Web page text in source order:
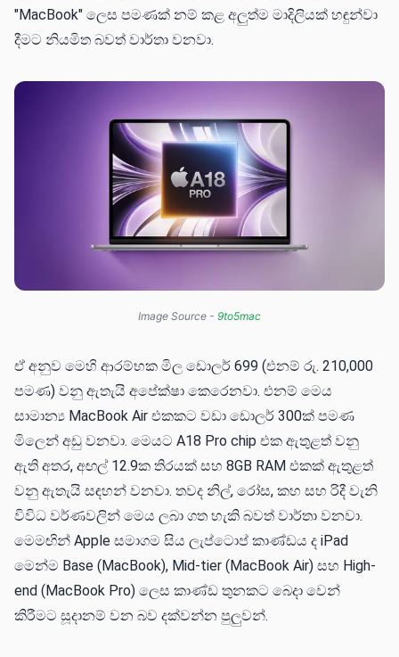
"MacBook" ලෙස පමණක් නම් කළ අලුත්ම මාදිලියක් හඳුන්වා
දීමට නියමිත බවත් වාර්තා වනවා.
Image Source - 9to5mac
ඒ අනුව මෙහි ආරම්භක මිල ඩොලර් 699 (එනම් රු. 210,000
පමණ) වනු ඇතැයි අපේක්ෂා කෙරෙනවා. එනම් මෙය
සාමාන්‍ය MacBook Air එකකට වඩා ඩොලර් 300ක් පමණ
මිලෙන් අඩු වනවා. මෙයට A18 Pro chip එක ඇතුළත් වනු
ඇති අතර, අඟල් 12.9ක තිරයක් සහ 8GB RAM එකක් ඇතුළත්
වනු ඇතැයි සඳහන් වනවා. තවද නිල්, රෝස, කහ සහ රිදී වැනි
විවිධ වර්ණවලින් මෙය ලබා ගත හැකි බවත් වාර්තා වනවා.
මෙමඟින් Apple සමාගම සිය ලැප්ටොප් කාණ්ඩය ද iPad
මෙන්ම Base (MacBook), Mid-tier (MacBook Air) සහ High-
end (MacBook Pro) ලෙස කාණ්ඩ තුනකට බෙදා වෙන්
කිරීමට සූදානම් වන බව දක්වන්න පුලුවන්.